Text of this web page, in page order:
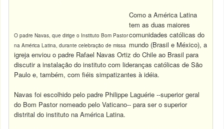
O padre Navas, que dirige o Instituto Bom Pastor
na América Latina, durante celebração de missa
Como a América Latina
tem as duas maiores
comunidades católicas do
mundo (Brasil e México), a
igreja enviou o padre Rafael Navas Ortiz do Chile ao Brasil para
discutir a instalação do instituto com lideranças católicas de São
Paulo e, também, com fiéis simpatizantes à idéia.
Navas foi escolhido pelo padre Philippe Laguérie --superior geral
do Bom Pastor nomeado pelo Vaticano-- para ser o superior
distrital do instituto na América Latina.